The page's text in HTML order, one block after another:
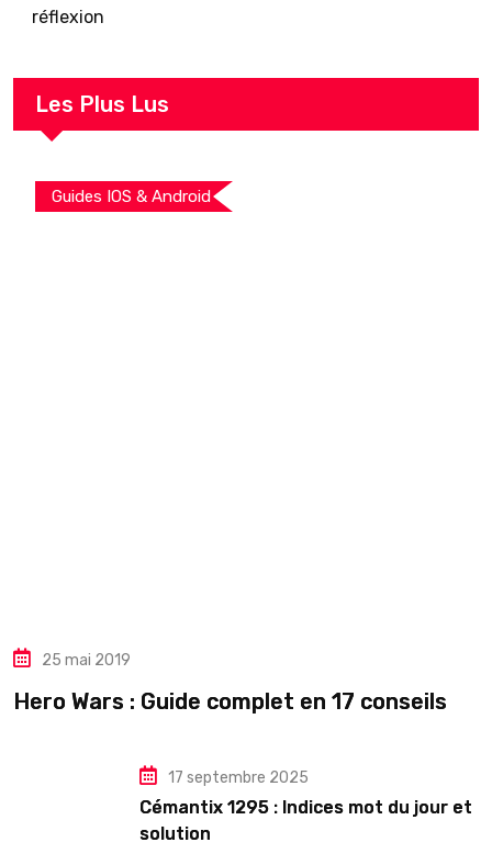
réflexion
Les Plus Lus
Guides IOS & Android
25 mai 2019
Hero Wars : Guide complet en 17 conseils
17 septembre 2025
Cémantix 1295 : Indices mot du jour et
solution